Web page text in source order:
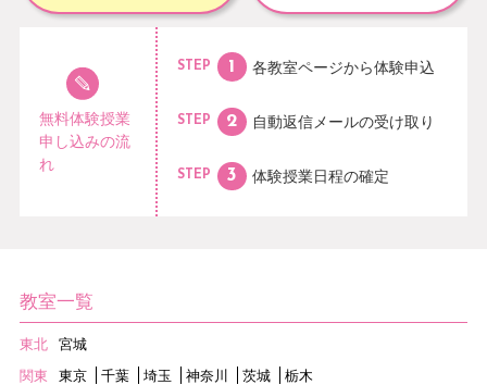
無料体験授業
申し込みの流
れ
STEP 各教室ページから体験申込
STEP 自動返信メールの受け取り
STEP 体験授業日程の確定
教室一覧
東北
宮城
関東
東京 千葉 埼玉 神奈川 茨城
栃木